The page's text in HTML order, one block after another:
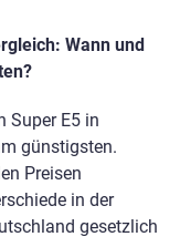
Wann und
Super E5 in
günstigsten.
Preisen
in der
gesetzlich